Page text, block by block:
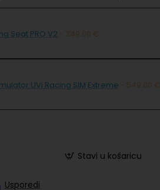
Seat PRO V2 - 349.00 €
UVI Racing SIM Extreme - 549.00 €
Stavi u košaricu
Usporedi